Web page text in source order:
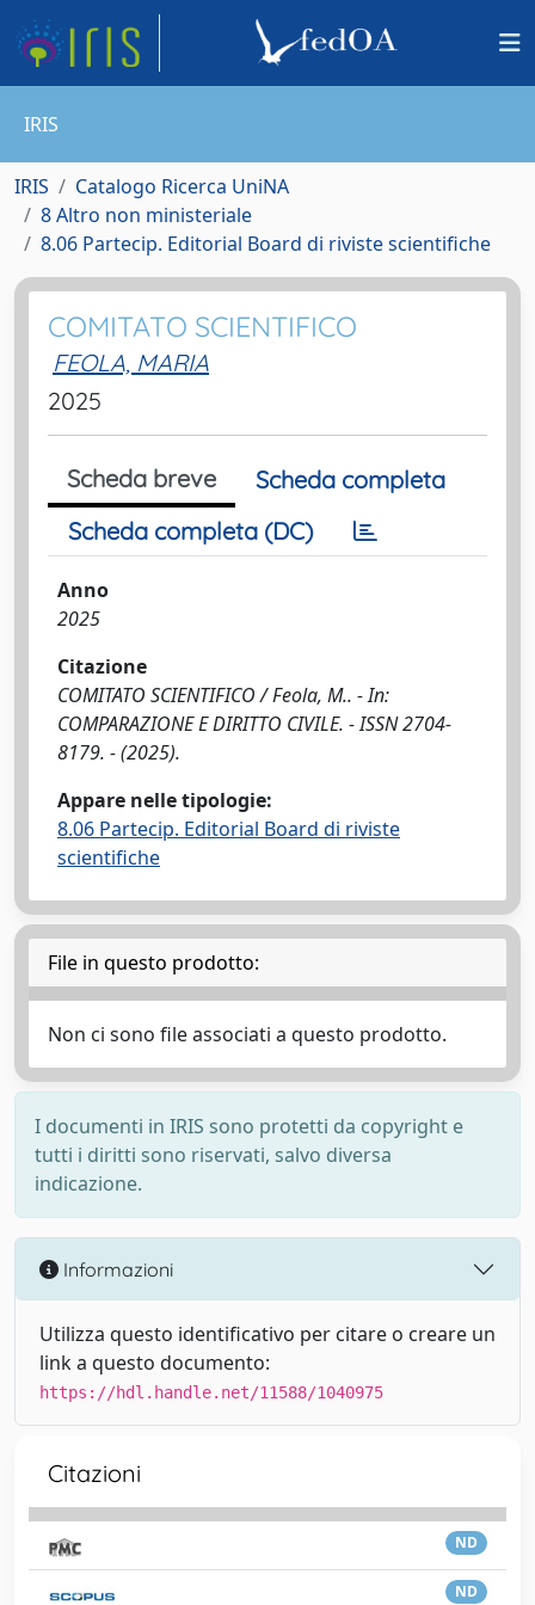
IRIS
IRIS
Catalogo Ricerca UniNA
8 Altro non ministeriale
8.06 Partecip. Editorial Board di riviste scientifiche
COMITATO SCIENTIFICO
FEOLA, MARIA
2025
Scheda breve
Scheda completa
Scheda completa (DC)
Anno
2025
Citazione
COMITATO SCIENTIFICO / Feola, M.. - In:
COMPARAZIONE E DIRITTO CIVILE. - ISSN 2704-
8179. - (2025).
Appare nelle tipologie:
8.06 Partecip. Editorial Board di riviste
scientifiche
File in questo prodotto:
Non ci sono file associati a questo prodotto.
I documenti in IRIS sono protetti da copyright e
tutti i diritti sono riservati, salvo diversa
indicazione.
Informazioni
Utilizza questo identificativo per citare o creare un
link a questo documento:
https://hdl.handle.net/11588/1040975
Citazioni
ND
ND